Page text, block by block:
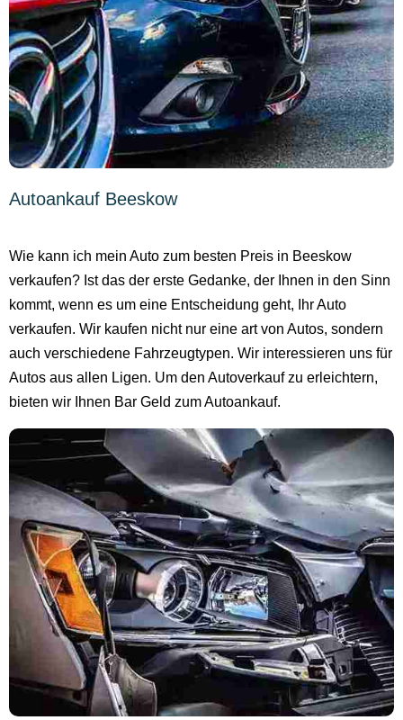
Autoankauf Beeskow
Wie kann ich mein Auto zum besten Preis in Beeskow
verkaufen? Ist das der erste Gedanke, der Ihnen in den Sinn
kommt, wenn es um eine Entscheidung geht, Ihr Auto
verkaufen. Wir kaufen nicht nur eine art von Autos, sondern
auch verschiedene Fahrzeugtypen. Wir interessieren uns für
Autos aus allen Ligen. Um den Autoverkauf zu erleichtern,
bieten wir Ihnen Bar Geld zum Autoankauf.